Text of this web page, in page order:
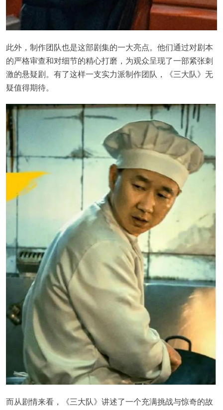
此外，制作团队也是这部剧集的一大亮点。他们通过对剧本
的严格审查和对细节的精心打磨，为观众呈现了一部紧张刺
激的悬疑剧。有了这样一支实力派制作团队，《三大队》无
疑值得期待。
而从剧情来看，《三大队》讲述了一个充满挑战与惊奇的故